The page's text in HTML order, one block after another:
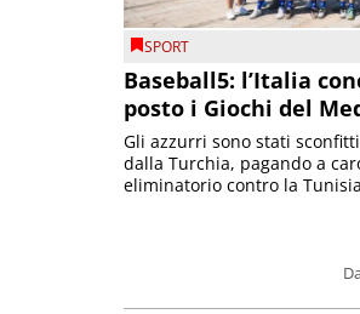
SPORT
Baseball5: l’Italia
posto i Giochi del
Gli azzurri sono stati
dalla Turchia, pagando a
eliminatorio contro la Tunisia